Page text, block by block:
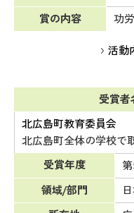
賞の内容
功
活動
受賞者
北広島町教育委員会
北広島町全体の学校で
受賞年度
領域/部門